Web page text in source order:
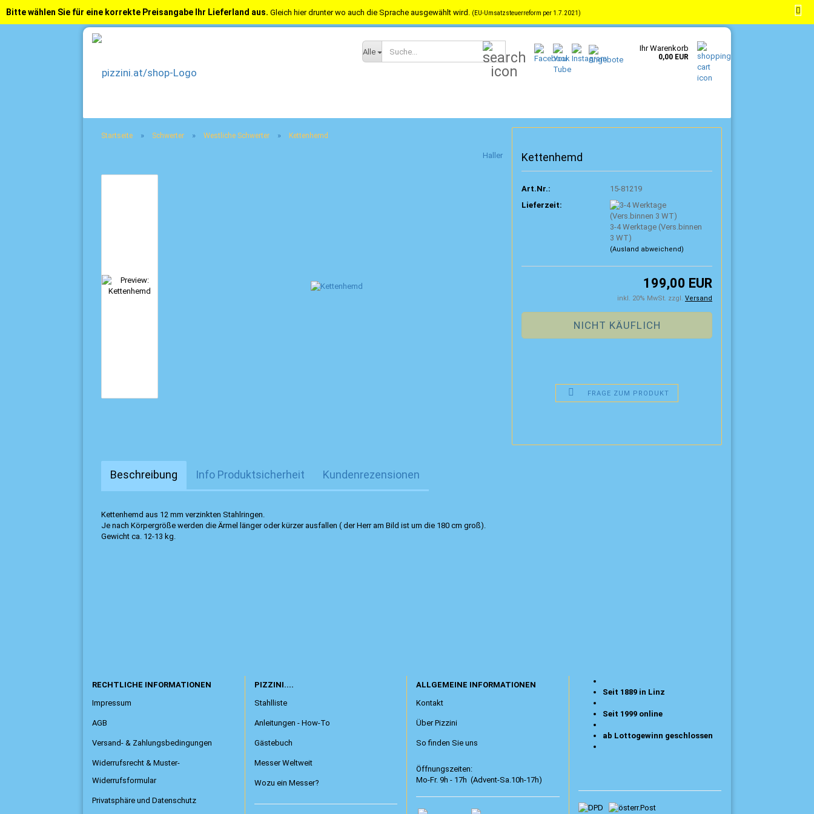
Versandkostenfrei in Österreich ab 100,-- / nach Deutschland ab 150,--
Alle Ihr Warenkorb
0,00 EUR
Bitte wählen Sie für eine korrekte Preisangabe Ihr Lieferland aus. Gleich hier drunter wo auch die Sprache ausgewählt wird. (EU-Umsatzsteuerreform per 1.7.2021)
Startseite » Schwerter » Westliche Schwerter » Kettenhemd
Haller Kettenhemd
Art.Nr.:
15-81219
Lieferzeit:
3-4 Werktage (Vers.binnen
3 WT)
(Ausland abweichend)
199,00 EUR
inkl. 20% MwSt. zzgl. Versand
FRAGE ZUM PRODUKT
Beschreibung Info Produktsicherheit Kundenrezensionen
Kettenhemd aus 12 mm verzinkten Stahlringen.
Je nach Körpergröße werden die Ärmel länger oder kürzer ausfallen ( der Herr am Bild ist um die 180 cm groß).
Gewicht ca. 12-13 kg.
RECHTLICHE INFORMATIONEN
Impressum
AGB
Versand- & Zahlungsbedingungen
Widerrufsrecht & Muster-
Widerrufsformular
Privatsphäre und Datenschutz
PIZZINI....
Stahlliste
Anleitungen - How-To
Gästebuch
Messer Weltweit
Wozu ein Messer?
ALLGEMEINE INFORMATIONEN
Kontakt
Über Pizzini
So finden Sie uns
Öffnungszeiten:
Mo-Fr. 9h - 17h (Advent-Sa.10h-17h)
Seit 1889 in Linz
Seit 1999 online
ab Lottogewinn geschlossen